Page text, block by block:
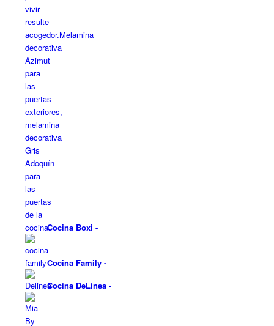
Cocina Boxi -
Cocina Family-
Cocina DeLinea-